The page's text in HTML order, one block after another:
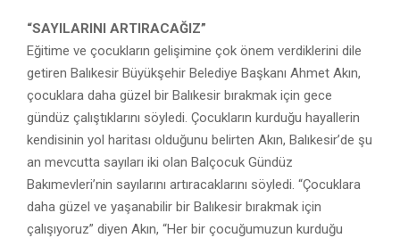
“SAYILARINI ARTIRACAĞIZ”
Eğitime ve çocukların gelişimine çok önem verdiklerini dile
getiren Balıkesir Büyükşehir Belediye Başkanı Ahmet Akın,
çocuklara daha güzel bir Balıkesir bırakmak için gece
gündüz çalıştıklarını söyledi. Çocukların kurduğu hayallerin
kendisinin yol haritası olduğunu belirten Akın, Balıkesir’de şu
an mevcutta sayıları iki olan Balçocuk Gündüz
Bakımevleri’nin sayılarını artıracaklarını söyledi. “Çocuklara
daha güzel ve yaşanabilir bir Balıkesir bırakmak için
çalışıyoruz” diyen Akın, “Her bir çocuğumuzun kurduğu